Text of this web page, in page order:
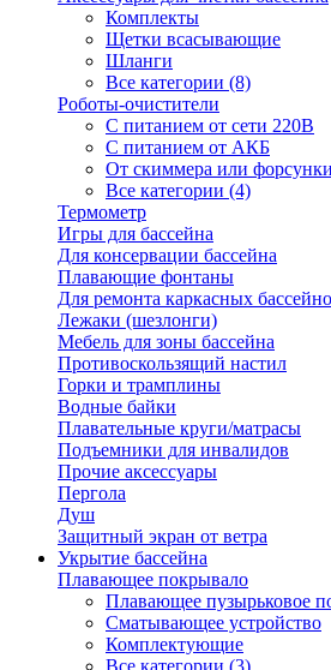
Комплекты
Щетки всасывающие
Шланги
Все категории (8)
Роботы-очистители
С питанием от сети 220В
С питанием от АКБ
От скиммера или форсунки
Все категории (4)
Термометр
Игры для бассейна
Для консервации бассейна
Плавающие фонтаны
Для ремонта каркасных
Лежаки (шезлонги)
Мебель для зоны бассейна
Противоскользящий настил
Горки и трамплины
Водные байки
Плавательные круги/матрасы
Подъемники для инвалидов
Прочие аксессуары
Пергола
Душ
Защитный экран от ветра
Укрытие бассейна
Плавающее покрывало
Плавающее пузырьковое
Сматывающее устройство
Комплектующие
Все категории (3)